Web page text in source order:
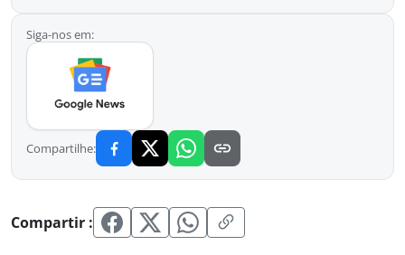
Siga-nos em:
Compartilhe:
Compartir :